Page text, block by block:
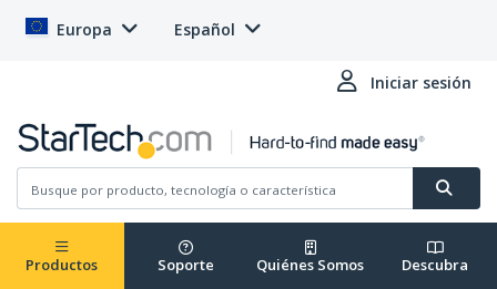
Europa Español
Iniciar sesión
Productos Soporte Quiénes Somos Descubra